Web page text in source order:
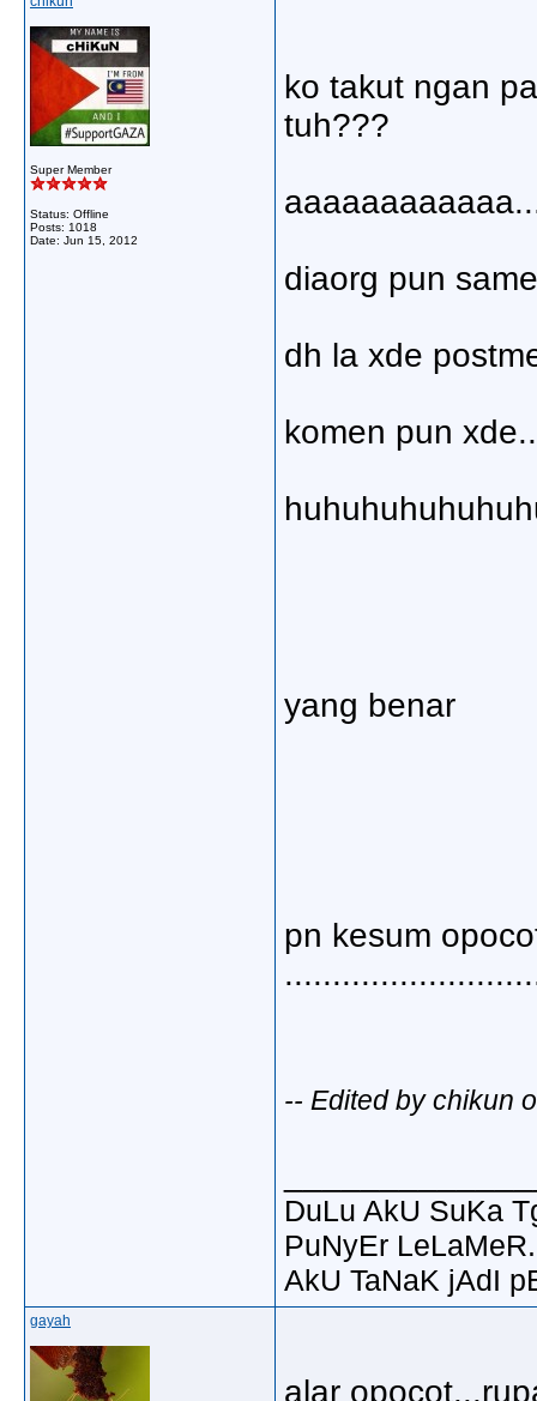
Super Member
Status: Offline
Posts: 1018
Date: Jun 15, 2012
ko takut ngan
tuh???
diaorg pun
dh la xde
komen pun
yang benar
pn kesum
-- Edited by chikun
DuLu AkU SuKa
PuNyEr
AkU TaNaK jAdI
gayah
alar